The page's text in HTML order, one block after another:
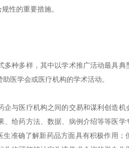
性的重要措施。
种多样，其中以学术推广活动最具
医学会或医疗机构的学术活动。
与医疗机构之间的交易和谋利创造机
给药方法、数据、病例介绍等等医
准确了解新药品方面具有积极作用